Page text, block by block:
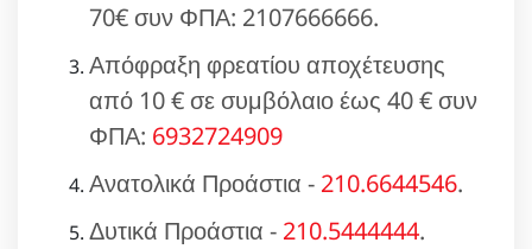
70€ συν ΦΠΑ: 2107666666.
Απόφραξη φρεατίου αποχέτευσης
από 10 € σε συμβόλαιο έως 40 € συν
ΦΠΑ: 6932724909
Ανατολικά Προάστια - 210.6644546.
Δυτικά Προάστια - 210.5444444.